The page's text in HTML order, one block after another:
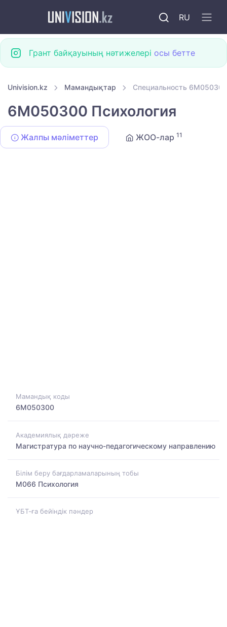
RU
Грант байқауының нәтижелері осы бетте
Univision.kz Мамандықтар Специальность
6M050300 Психология
Жалпы мәліметтер ЖОО-лар 11
Мамандық коды
6M050300
Академиялық дәреже
Магистратура по научно-педагогическому направлению
Білім беру бағдарламаларының тобы
M066 Психология
ҰБТ-ға бейіндік пәндер